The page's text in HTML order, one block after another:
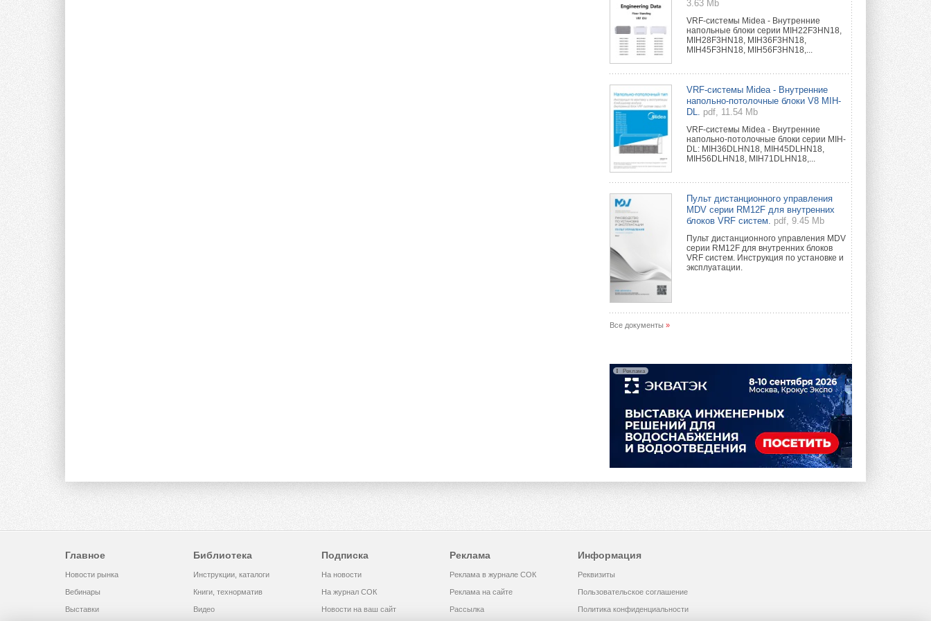
3.63 Mb
VRF-системы Midea - Внутренние
напольные блоки серии MIH22F3HN18,
MIH28F3HN18, MIH36F3HN18,
MIH45F3HN18, MIH56F3HN18,...
VRF-системы Midea - Внутренние
напольно-потолочные блоки V8 MIH-
DL.
pdf, 11.54 Mb
VRF-системы Midea - Внутренние
напольно-потолочные блоки серии MIH-
DL: MIH36DLHN18, MIH45DLHN18,
MIH56DLHN18, MIH71DLHN18,...
Пульт дистанционного управления
MDV серии RM12F для внутренних
блоков VRF систем.
pdf, 9.45 Mb
Пульт дистанционного управления MDV
серии RM12F для внутренних блоков
VRF систем. Инструкция по установке и
эксплуатации.
Все документы »
Реклама
Главное
Новости рынка
Вебинары
Выставки
Библиотека
Инструкции, каталоги
Книги, технорматив
Видео
Подписка
На новости
На журнал СОК
Новости на ваш сайт
Реклама
Реклама в журнале СОК
Реклама на сайте
Рассылка
Информация
Реквизиты
Пользовательское соглашение
Политика конфиденциальности